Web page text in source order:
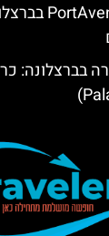
בברצלונה: